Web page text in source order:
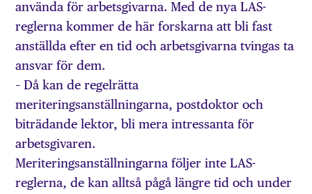
använda för arbetsgivarna. Med de nya LAS-
reglerna kommer de här forskarna att bli fast
anställda efter en tid och arbetsgivarna tvingas ta
ansvar för dem.
– Då kan de regelrätta
meriteringsanställningarna, postdoktor och
biträdande lektor, bli mera intressanta för
arbetsgivaren.
Meriteringsanställningarna följer inte LAS-
reglerna, de kan alltså pågå längre tid och under